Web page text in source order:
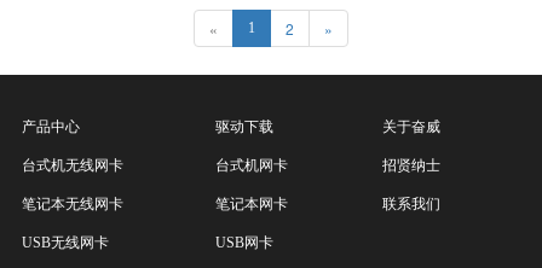
« 1 2 »
产品中心
台式机无线网卡
笔记本无线网卡
USB无线网卡
驱动下载
台式机网卡
笔记本网卡
USB网卡
关于奋威
招贤纳士
联系我们